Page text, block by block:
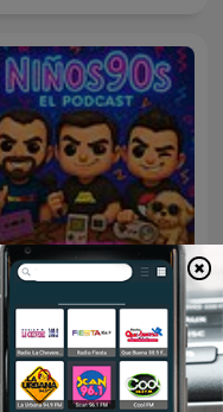
Niños 90s